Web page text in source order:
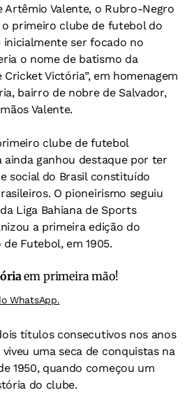
Artêmio Valente, o Rubro-Negro
o primeiro clube de futebol do
inicialmente ser focado no
o nome de batismo da
Victória”, em homenagem
bairro de nobre de Salvador,
Valente.
clube de futebol
ainda ganhou destaque por ter
social do Brasil constituído
O pioneirismo seguiu
Liga Bahiana de Sports
a primeira edição do
Futebol, em 1905.
em primeira mão!
WhatsApp.
títulos consecutivos nos anos
viveu uma seca de conquistas na
1950, quando começou um
do clube.